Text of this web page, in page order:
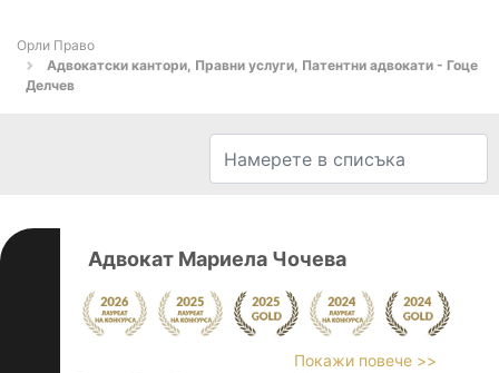
Орли Право
Адвокатски кантори, Правни услуги, Патентни адвокати - Гоце
Делчев
Адвокат Мариела Чочева
Покажи повече >>